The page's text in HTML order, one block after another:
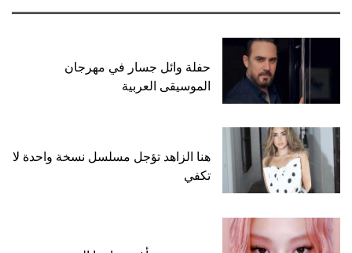
حفلة وائل جسار في مهرجان
الموسيقى العربية
هنا الزاهد تؤجل مسلسل نسخة واحدة لا
تكفي